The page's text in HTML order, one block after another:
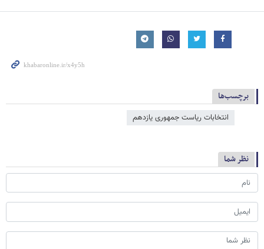
برچسب‌ها
انتخابات ریاست جمهوری یازدهم
نظر شما